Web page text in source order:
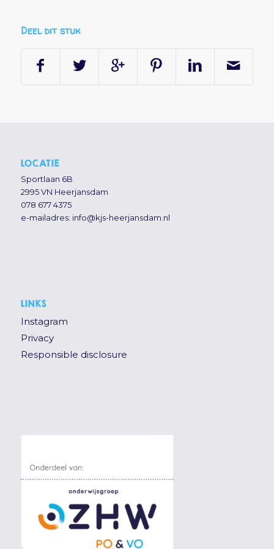
Deel dit stuk
LOCATIE
Sportlaan 6B
2995 VN Heerjansdam
078 677 4375
e-mailadres: info@kjs-heerjansdam.nl
LINKS
Instagram
Privacy
Responsible disclosure